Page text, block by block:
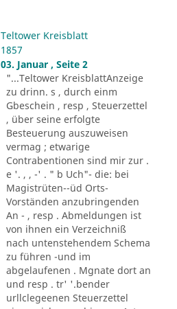
Teltower Kreisblatt
1857
03. Januar , Seite 2
"...Teltower KreisblattAnzeige
zu drinn. s , durch einm
Gbeschein , resp , Steuerzettel
, über seine erfolgte
Besteuerung auszuweisen
vermag ; etwarige
Contrabentionen sind mir zur .
e '. , , -' . " b Uch"- die: bei
Magistrüten--üd Orts-
Vorständen anzubringenden
An - , resp . Abmeldungen ist
von ihnen ein Verzeichniß
nach untenstehendem Schema
zu führen -und im
abgelaufenen . Mgnate dort an
und resp . tr' '.bender
urllclegeenen Steuerzettel